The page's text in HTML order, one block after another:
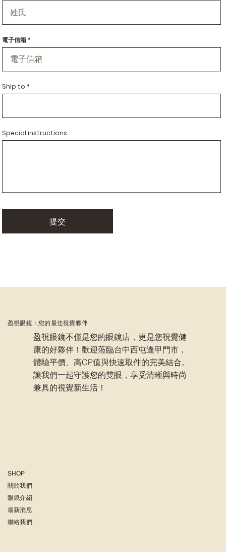
電子信箱
Special instructions
Ship to
提交
盈視眼鏡：您的最佳視覺夥伴
盈視眼鏡不僅是您的眼鏡店，更是您視覺健
康的好夥伴！歡迎蒞臨台中西屯逢甲門市，
體驗平價、高CP值與快速取件的完美結合。
讓我們一起守護您的雙眼，享受清晰與時尚
兼具的視覺新生活！
SHOP
關於我們
眼鏡介紹
最新消息
聯絡我們